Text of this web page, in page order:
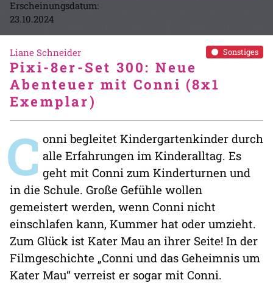
Erscheinungsdatum:
23.10.2024
Sonstiges
Liane Schneider
Pixi-8er-Set 300: Neue
Abenteuer mit Conni (8x1
Exemplar)
C onni begleitet Kindergartenkinder durch
alle Erfahrungen im Kinderalltag. Es
geht mit Conni zum Kinderturnen und
in die Schule. Große Gefühle wollen
gemeistert werden, wenn Conni nicht
einschlafen kann, Kummer hat oder umzieht.
Zum Glück ist Kater Mau an ihrer Seite! In der
Filmgeschichte „Conni und das Geheimnis um
Kater Mau“ verreist er sogar mit Conni.